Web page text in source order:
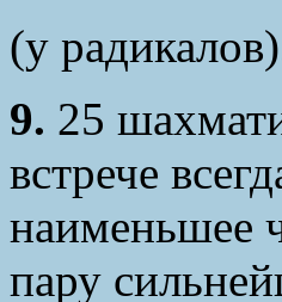
(y
9. 25
встрече
наименьшее
пару